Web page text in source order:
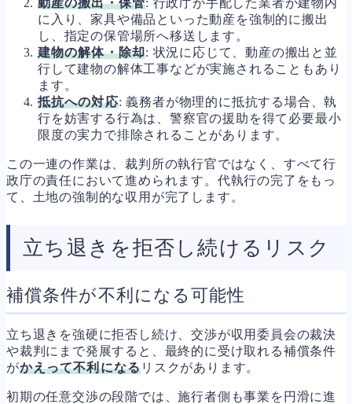
に入り、家具や備品といった動産を強制的に搬出
し、指定の保管場所へ移送します。
建物の解体・除却: 状況に応じて、動産の搬出と並
行して建物の解体工事などが実施されることもあり
ます。
抵抗への対応: 義務者が物理的に抵抗する場合、執
行を妨害する行為は、警察官の援助を得て必要最小
限度の実力で排除されることがあります。
この一連の作業は、裁判所の執行官ではなく、すべて行
政庁の責任において進められます。代執行の完了をもっ
て、土地の強制的な収用が完了します。
立ち退きを拒否し続けるリスク
補償条件が不利になる可能性
立ち退きを強硬に拒否し続け、交渉が収用委員会の裁決
や裁判にまで発展すると、最終的に受け取れる補償条件
がかえって不利になるリスクがあります。
初期の任意交渉の段階では、施行者側も事業を円滑に進